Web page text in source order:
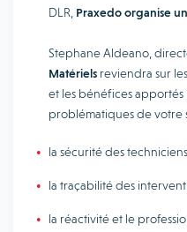
DLR, Praxedo organise
Stephane Aldeano,
Matériels reviendra sur
et les bénéfices apportés
problématiques de votre
la sécurité des
la traçabilité des
la réactivité et le